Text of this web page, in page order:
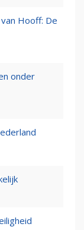
Hooff: De
onder